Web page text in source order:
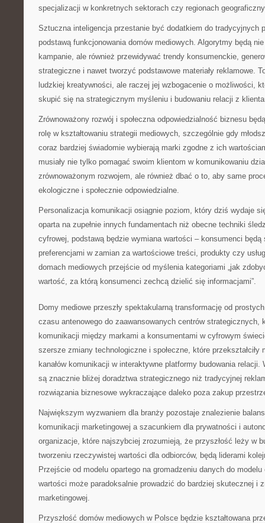
specjalizacji w konkretnych sektorach czy regionach
Sztuczna inteligencja przestanie być dodatkiem do tradycyjnych
podstawą funkcjonowania domów mediowych. Algorytmy będą
kampanie, ale również przewidywać trendy konsumenckie,
strategiczne i nawet tworzyć podstawowe materiały reklamowe.
ludzkiej kreatywności, ale raczej jej wzbogacenie o możliwości,
skupić się na strategicznym myśleniu i budowaniu relacji z
Zrównoważony rozwój i społeczna odpowiedzialność biznesu
rolę w kształtowaniu strategii mediowych, szczególnie gdy
coraz bardziej świadomie wybierają marki zgodne z ich
musiały nie tylko pomagać swoim klientom w komunikowaniu
zrównoważonym rozwojem, ale również dbać o to, aby same
ekologiczne i społecznie odpowiedzialne.
Personalizacja komunikacji osiągnie poziom, który dziś wydaje
oparta na zupełnie innych fundamentach niż obecne techniki
cyfrowej, podstawą będzie wymiana wartości – konsumenci
preferencjami w zamian za wartościowe treści, produkty czy
domach mediowych przejście od myślenia kategoriami „jak
wartość, za którą konsumenci zechcą dzielić się informacjami”.
Domy mediowe przeszły spektakularną transformację od
czasu antenowego do zaawansowanych centrów strategicznych,
komunikacji między markami a konsumentami w cyfrowym
szersze zmiany technologiczne i społeczne, które przekształciły
kanałów komunikacji w interaktywne platformy budowania relacji.
są znacznie bliżej doradztwa strategicznego niż tradycyjnej
rozwiązania biznesowe wykraczające daleko poza zakup
Największym wyzwaniem dla branży pozostaje znalezienie
komunikacji marketingowej a szacunkiem dla prywatności i
organizacje, które najszybciej zrozumieją, że przyszłość leży w
tworzeniu rzeczywistej wartości dla odbiorców, będą liderami
Przejście od modelu opartego na gromadzeniu danych do
wartości może paradoksalnie prowadzić do bardziej skutecznej i
marketingowej.
Przyszłość domów mediowych w Polsce będzie kształtowana